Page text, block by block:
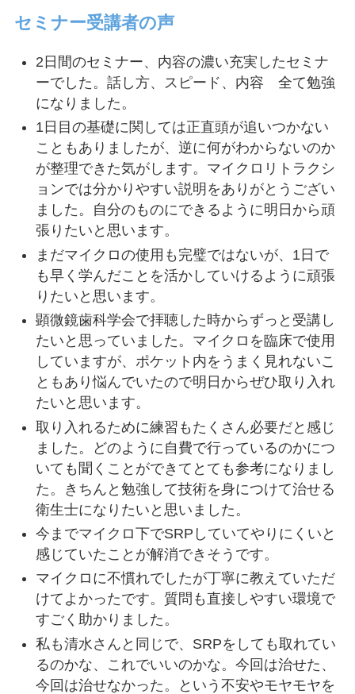
フォローアップ“ の11月6日配信動画を公
開いたしました。詳細は公式ラインよりご
Laboセミナー受講者限定マイクロリトラ
クションサミット2026の開催が決定いた
しました。詳細は公式ラインをご確認くだ
さい。
“LABOセミナー受講者限定無料オンライン
フォローアップ“ の10月2日配信動画を公
開いたしました。詳細は公式ラインよりご
確認ください。
“LABOセミナー受講者限定無料オンライン
フォローアップ“ の９月４日配信動画を公
開いたしました。詳細は公式ラインよりご
確認ください。
“LABOセミナー受講者限定無料オンライン
フォローアップ“ の8月7日配信動画を公開
いたしました。詳細は公式ラインよりご確
認ください。
（MicroPex Hygienic Laboratoryでは、
これまでマイクロリトラクション習得
セミナーを受講してくださった方を対
象に”LABOセミナー受講者限定無料オ
ンラインフォローアップ”を配信してお
ります。公式ラインでの配信のみとし
ておりますので、ライン登録ご希望の
方は、①受講年月日③受講セミナー名
③お名前をご記入の上お問い合わせく
ださい）
MRインサーター発売開始いたしました。
詳細はこちらをご確認ください。
https://www.tokyodental.co.jp/news/146
セミナー受講者の声
2日間のセミナー、内容の濃い充実したセミナ
ーでした。話し方、スピード、内容 全て勉強
になりました。
1日目の基礎に関しては正直頭が追いつかない
こともありましたが、逆に何がわからないのか
が整理できた気がします。マイクロリトラクシ
ョンでは分かりやすい説明をありがとうござい
ました。自分のものにできるように明日から頑
張りたいと思います。
まだマイクロの使用も完璧ではないが、1日で
も早く学んだことを活かしていけるように頑張
りたいと思います。
顕微鏡歯科学会で拝聴した時からずっと受講し
たいと思っていました。マイクロを臨床で使用
していますが、ポケット内をうまく見れないこ
ともあり悩んでいたので明日からぜひ取り入れ
たいと思います。
取り入れるために練習もたくさん必要だと感じ
ました。どのように自費で行っているのかにつ
いても聞くことができてとても参考になりまし
た。きちんと勉強して技術を身につけて治せる
衛生士になりたいと思いました。
今までマイクロ下でSRPしていてやりにくいと
感じていたことが解消できそうです。
マイクロに不慣れでしたが丁寧に教えていただ
けてよかったです。質問も直接しやすい環境で
すごく助かりました。
私も清水さんと同じで、SRPをしても取れてい
るのかな、これでいいのかな。今回は治せた、
今回は治せなかった。という不安やモヤモヤを